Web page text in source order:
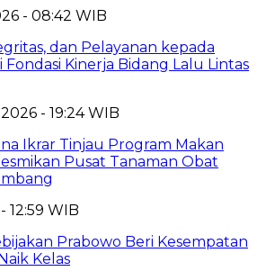
- 08:42 WIB
dan Pelayanan kepada
Fondasi Kinerja Bidang Lalu Lintas
- 19:24 WIB
Ikrar Tinjau Program Makan
Pusat Tanaman Obat
12:59 WIB
Prabowo Beri Kesempatan
Kelas